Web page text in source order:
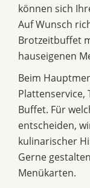
können sich
Auf Wunsch
Brotzeitbuffet
hauseigenen
Beim
Plattenservice,
Buffet. Für
entscheiden,
kulinarischer
Gerne
Menükarten.